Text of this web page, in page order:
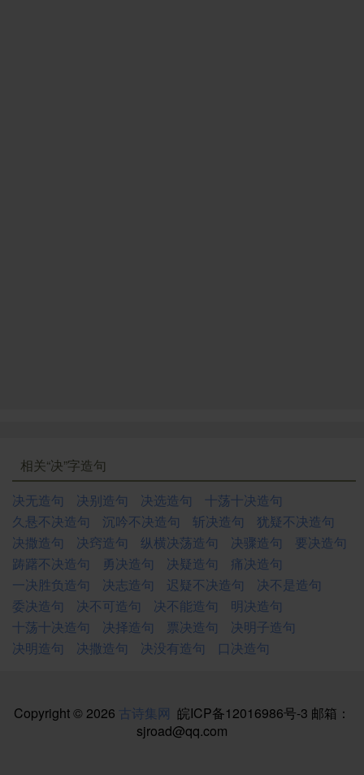
相关“决”字造句
决无造句
决别造句 决选造句
十荡十决造句
久悬不决造句
沉吟不决造句 斩决造句
犹疑不决造句
决撒造句
决窍造句 纵横决荡造句 决骤造句
要决造句
踌躇不决造句
勇决造句 决疑造句
痛决造句
一决胜负造句
决志造句 迟疑不决造句
决不是造句
委决造句
决不可造句 决不能造句
明决造句
十荡十决造句
决择造句 票决造句
决明子造句
决明造句
决撒造句 决没有造句 口决造句
Copyright © 2026 古诗集网 皖ICP备12016986号-3 邮箱：
sjroad@qq.com